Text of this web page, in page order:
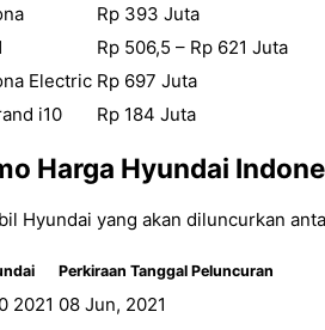
Rp 393 Juta
Rp 506,5 – Rp 621 Juta
Electric Rp 697 Juta
i10
Rp 184 Juta
Harga Hyundai
Hyundai yang akan diluncurkan
Perkiraan Tanggal Peluncuran
2021 08 Jun, 2021